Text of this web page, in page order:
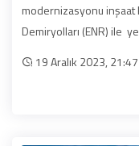
modernizasyonu inşaat
Demiryolları (ENR) ile
19 Aralık 2023, 21:47